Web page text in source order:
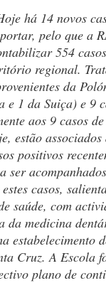
há 14 novos
pelo que a
554
regional.
da
e 1 da Suiça) e 9
aos 9 casos
estão
positivos
ser
casos,
saúde, com
da medicina
estabelecimento
Cruz. A Escola
plano de